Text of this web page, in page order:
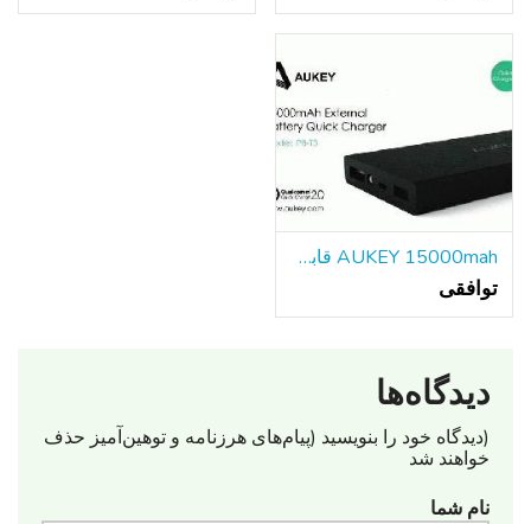
AUKEY 15000mah قابل حمل باتری خارجی بانک شارژر سریع
توافقی
دیدگاه‌ها
(دیدگاه خود را بنویسید (پیام‌های هرزنامه‌ و توهین‌آمیز حذف
خواهند شد
نام شما